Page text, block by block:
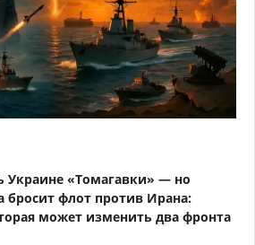
Украине «Томагавки» — но
бросит флот против Ирана:
может изменить два фронта